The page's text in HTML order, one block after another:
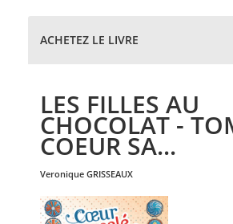
ACHETEZ LE LIVRE
LES FILLES AU
CHOCOLAT -
COEUR SA...
veronique GRISSEAUX